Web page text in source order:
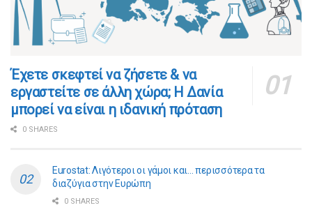
​​Έχετε σκεφτεί να ζήσετε & να
εργαστείτε σε άλλη χώρα; Η Δανία
μπορεί να είναι η ιδανική πρόταση
0 SHARES
Eurostat: Λιγότεροι οι γάμοι και… περισσότερα τα
διαζύγια στην Ευρώπη
0 SHARES